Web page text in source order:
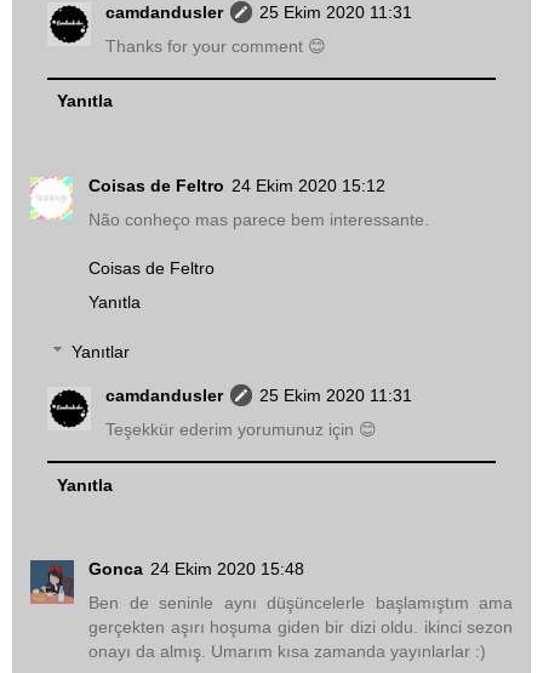
camdandusler
25 Ekim 2020 11:31
Thanks for your comment 😊
Yanıtla
Coisas de Feltro 24 Ekim 2020 15:12
Não conheço mas parece bem interessante.
Coisas de Feltro
Yanıtla
Yanıtlar
camdandusler
25 Ekim 2020 11:31
Teşekkür ederim yorumunuz için 😊
Yanıtla
Gonca 24 Ekim 2020 15:48
Ben de seninle aynı düşüncelerle başlamıştım ama
gerçekten aşırı hoşuma giden bir dizi oldu. ikinci sezon
onayı da almış. Umarım kısa zamanda yayınlarlar :)